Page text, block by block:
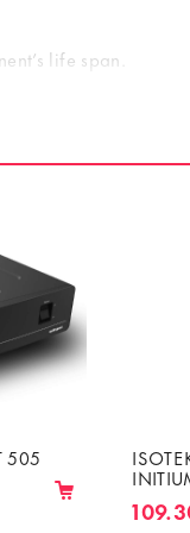
life span.
505